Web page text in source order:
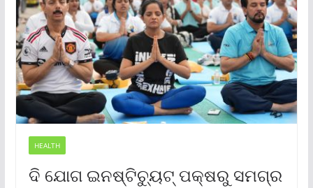
HEALTH
ଦି ଯୋଗ ଇନଷ୍ଟିଚ୍ୟୁଟ୍ ପକ୍ଷରୁ ସମଗ୍ର